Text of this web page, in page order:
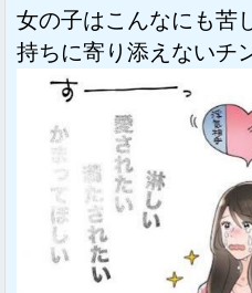
女の子はこんなにも苦
持ちに寄り添えないチ